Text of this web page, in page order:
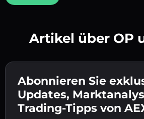
Gib deine Krypto-Wallet-
mit dem nächsten Schritt fort.
Bestätige deine Identität 👉
letzten Schritt fort.
Sende die Einzahlung 👉
Fiat in deiner Wallet.
Artikel über OP
Abonnieren Sie
Updates,
Trading-Tipps von